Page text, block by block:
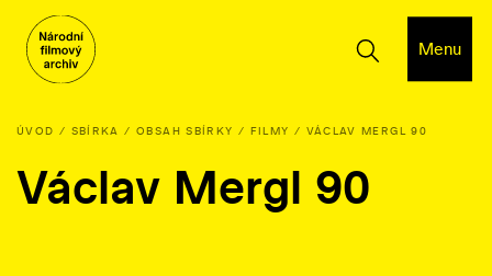
Menu
ÚVOD SBÍRKA OBSAH SBÍRKY FILMY VÁCLAV MERGL 90
Václav Mergl 90